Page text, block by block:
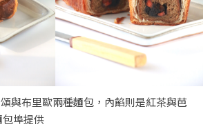
與布里歐兩種麵包，內餡則是紅茶與芭
埠提供